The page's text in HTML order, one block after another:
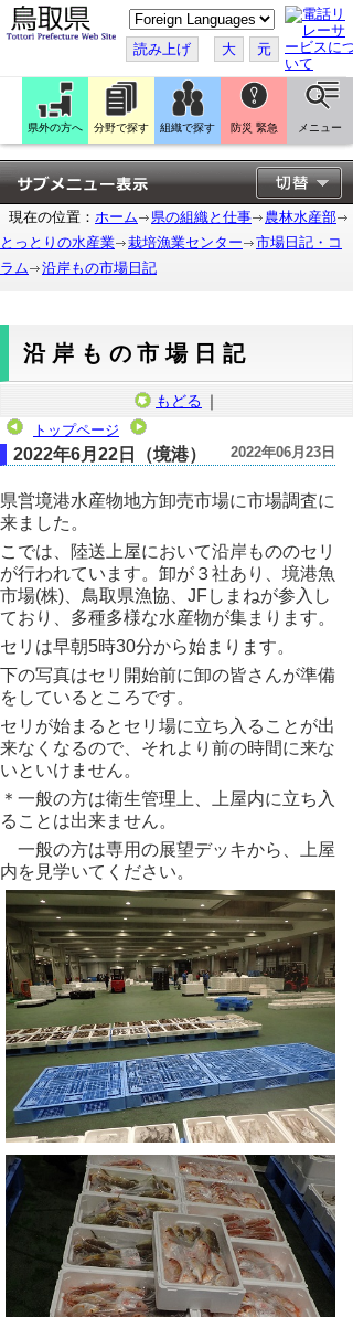
こ
の
ペ
ー
ジ
翻
訳
す
る
読み上げ 大 元
県外の方へ 分野で探す 組織で探す 防災 緊急 メニュー
現在の位置： ホーム 県の組織と仕事
農林水産部
とっとりの水産業
栽培漁業センター
市場日記・コ
ラム
沿岸もの市場日記
沿岸もの市場日記
もどる ｜
トップページ
2022年06月23日
2022年6月22日（境港）
県営境港水産物地方卸売市場に市場調査に
来ました。
こでは、陸送上屋において沿岸もののセリ
が行われています。卸が３社あり、境港魚
市場(株)、鳥取県漁協、JFしまねが参入し
ており、多種多様な水産物が集まります。
セリは早朝5時30分から始まります。
下の写真はセリ開始前に卸の皆さんが準備
をしているところです。
セリが始まるとセリ場に立ち入ることが出
来なくなるので、それより前の時間に来な
いといけません。
＊一般の方は衛生管理上、上屋内に立ち入
ることは出来ません。
一般の方は専用の展望デッキから、上屋
内を見学いてください。